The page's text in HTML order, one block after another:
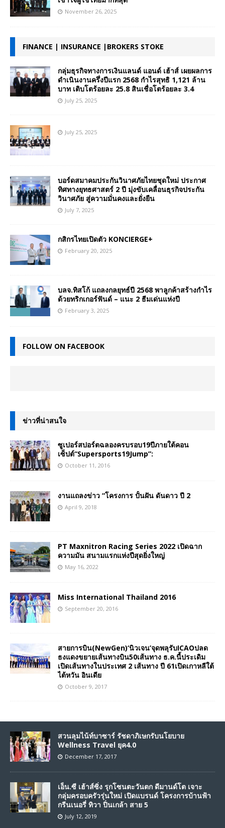
November 26, 2025
FINANCE | INSURANCE |BROKERS STOKE
กลุ่มธุรกิจทางการเงินแลนด์ แอนด์ เฮ้าส์ เผยผลการ
ดำเนินงานครึ่งปีแรก 2568 กำไรสุทธิ 1,121 ล้าน
บาท เติบโตร้อยละ 25.8 สินเชื่อโตร้อยละ 3.4
July 25, 2025
July 25, 2025
บอร์ดสมาคมประกันวินาศภัยไทยชุดใหม่ ประกาศ
ทิศทางยุทธศาสตร์ 2 ปี มุ่งขับเคลื่อนธุรกิจประกัน
วินาศภัย สู่ความมั่นคงและยั่งยืน
July 7, 2025
กสิกรไทยเปิดตัว KONCIERGE+
February 20, 2025
บลจ.ทิสโก้ แถลงกลยุทธ์ปี 2568 พาลูกค้าสร้างกำไร
ด้วยทริกเกอร์ฟันด์ – แนะ 2 ธีมเด่นแห่งปี
February 3, 2025
FOLLOW ON FACEBOOK
ข่าวที่น่าสนใจ
ซูเปอร์สปอร์ตฉลองครบรอบ19ปีภายใต้คอน
เซ็ปต์“Supersports19Jump”:
October 11, 2016
งานแถลงข่าว “โครงการ ปั้นฝัน ดันดาว ปี 2
April 9, 2018
PT Maxnitron Racing Series 2022 เปิดฉาก
ความมัน สนามแรกแห่งปีสุดยิ่งใหญ่
May 16, 2022
Miss International Thailand 2016
September 20, 2016
สายการบิน(NewGen)‘นิวเจน’จุดพลุรับICAOปลด
ธงแดงขยายเส้นทางบิน50เส้นทาง ธ.ค.นี้ประเดิม
เปิดเส้นทางในประเทศ 2 เส้นทาง ปี 61เปิดเกาหลีใต้
ไต้หวัน อินเดีย
October 9, 2017
สวนลุมไน้ท์บาซาร์ รัชดาภิเษกรับนโยบาย
Wellness Travel ยุค4.0
December 17, 2017
เอ็น.ซี เฮ้าส์ซิ่ง รุกโซนตะวันตก ดีมานด์โต เจาะ
กลุ่มครอบครัวรุ่นใหม่ เปิดแบรนด์ โครงการบ้านฟ้า
กรีนเนอรี่ ทิวา ปิ่นเกล้า สาย 5
July 12, 2019